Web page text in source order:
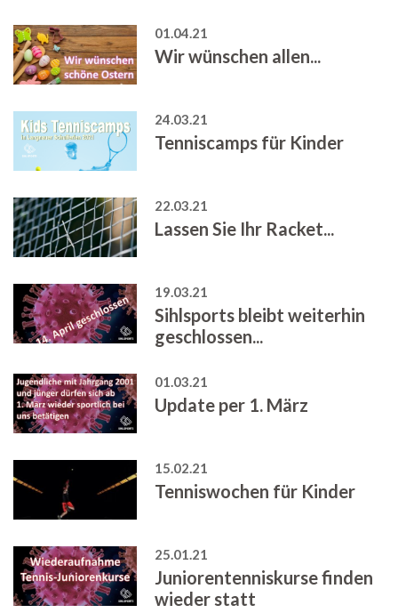
01.04.21
Wir wünschen allen...
24.03.21
Tenniscamps für Kinder
22.03.21
Lassen Sie Ihr Racket...
19.03.21
Sihlsports bleibt weiterhin
geschlossen...
01.03.21
Update per 1. März
15.02.21
Tenniswochen für Kinder
25.01.21
Juniorentenniskurse finden
wieder statt